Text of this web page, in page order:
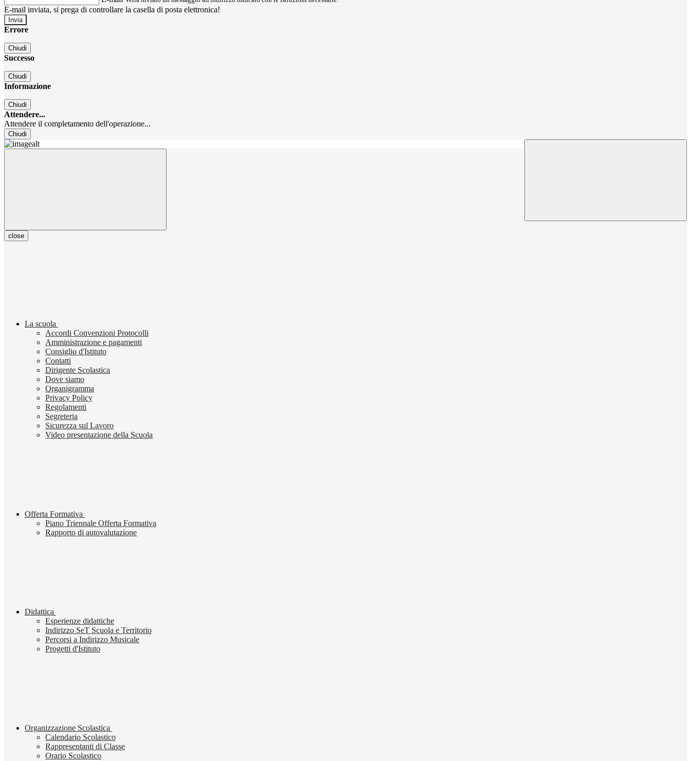
E-mail inviata, si prega di controllare la casella di posta elettronica!
Errore
Chiudi
Successo
Chiudi
Informazione
Chiudi
Attendere...
Attendere il completamento dell'operazione...
Chiudi
close
La scuola
Accordi Convenzioni Protocolli
Amministrazione e pagamenti
Consiglio d'Istituto
Contatti
Dirigente Scolastica
Dove siamo
Organigramma
Privacy Policy
Regolamenti
Segreteria
Sicurezza sul Lavoro
Video presentazione della Scuola
Offerta Formativa
Piano Triennale Offerta Formativa
Rapporto di autovalutazione
Didattica
Esperienze didattiche
Indirizzo SeT Scuola e Territorio
Percorsi a Indirizzo Musicale
Progetti d'Istituto
Organizzazione Scolastica
Calendario Scolastico
Rappresentanti di Classe
Orario Scolastico